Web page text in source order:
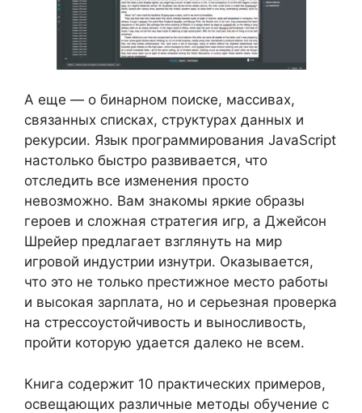
А еще — о бинарном поиске, массивах,
связанных списках, структурах данных и
рекурсии. Язык программирования JavaScript
настолько быстро развивается, что
отследить все изменения просто
невозможно. Вам знакомы яркие образы
героев и сложная стратегия игр, а Джейсон
Шрейер предлагает взглянуть на мир
игровой индустрии изнутри. Оказывается,
что это не только престижное место работы
и высокая зарплата, но и серьезная проверка
на стрессоустойчивость и выносливость,
пройти которую удается далеко не всем.
Книга содержит 10 практических примеров,
освещающих различные методы обучение с